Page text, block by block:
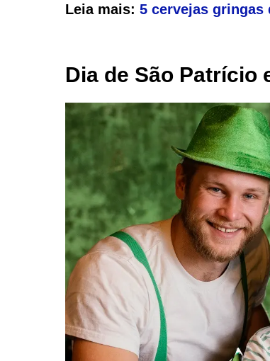
Leia mais: 5 cervejas gringas
Dia de São Patrício